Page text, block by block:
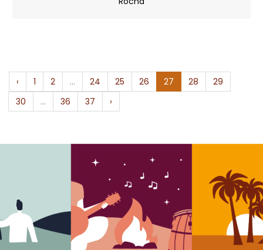
‹ 1 2 ... 24 25 26 27 28
29
30
... 36 37 ›